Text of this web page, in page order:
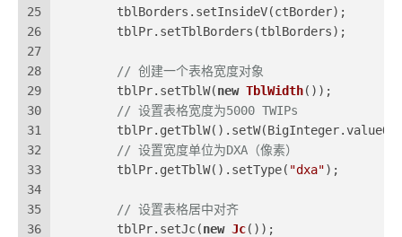
25
26
27
28
29
30
31
32
33
34
35
36
        tblBorders.setInsideV(ctBorder);
        tblPr.setTblBorders(tblBorders);
// 创建一个表格宽度对象
        tblPr.setTblW(
new TblWidth());
// 设置表格宽度为5000 TWIPs
// 设置宽度单位为DXA（像素）
        tblPr.getTblW().setType(
"dxa");
// 设置表格居中对齐
        tblPr.setJc(
new Jc());